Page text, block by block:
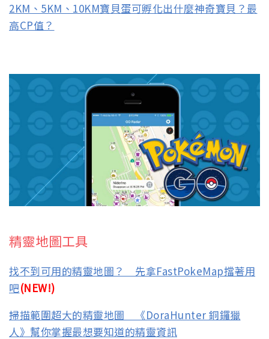
2KM、5KM、10KM寶貝蛋可孵化出什麼神奇寶貝？最
高CP值？
精靈地圖工具
找不到可用的精靈地圖？ 先拿FastPokeMap擋著用
吧(NEW!)
掃描範圍超大的精靈地圖 《DoraHunter 銅鑼獵
人》幫你掌握最想要知道的精靈資訊